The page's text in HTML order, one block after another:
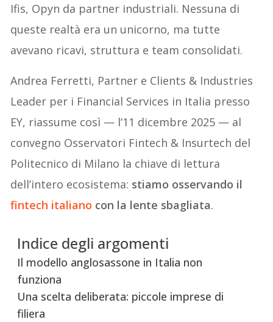
Ifis, Opyn da partner industriali. Nessuna di
queste realtà era un unicorno, ma tutte
avevano ricavi, struttura e team consolidati.
Andrea Ferretti, Partner e Clients & Industries
Leader per i Financial Services in Italia presso
EY, riassume così — l’11 dicembre 2025 — al
convegno Osservatori Fintech & Insurtech del
Politecnico di Milano la chiave di lettura
dell’intero ecosistema: stiamo osservando il
fintech italiano con la lente sbagliata.
Indice degli argomenti
Il modello anglosassone in Italia non
funziona
Una scelta deliberata: piccole imprese di
filiera